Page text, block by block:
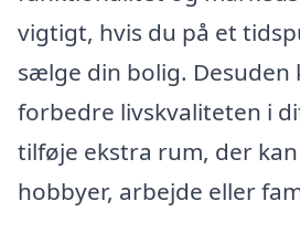
vigtigt, hvis du på et
sælge din bolig. Desuden
forbedre livskvaliteten i
tilføje ekstra rum, der
hobbyer, arbejde eller